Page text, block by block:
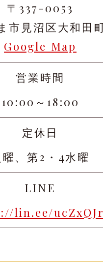
〒337-0053
市見沼区大和田
Google Map
営業時間
10:00～18:00
定休日
曜、第2・4水曜
LINE
lin.ee/